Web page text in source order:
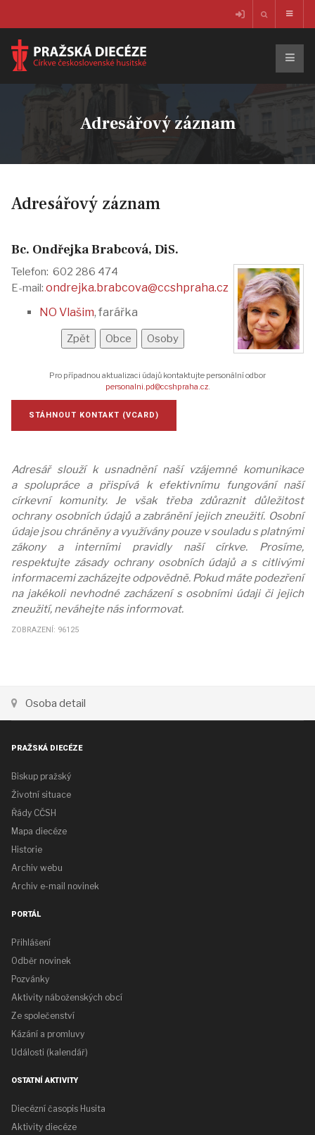
Adresářový záznam
Adresářový záznam
Bc. Ondřejka Brabcová, DiS.
Telefon: 602 286 474
E-mail: ondrejka.brabcova@ccshpraha.cz
NO Vlašim, farářka
Pro případnou aktualizaci údajů kontaktujte personální odbor
personalni.pd@ccshpraha.cz.
STÁHNOUT KONTAKT (VCARD)
Adresář slouží k usnadnění naší vzájemné komunikace
a spolupráce a přispívá k efektivnímu fungování naší
církevní komunity. Je však třeba zdůraznit důležitost
ochrany osobních údajů a zabránění jejich zneužití. Osobní
údaje jsou chráněny a využívány pouze v souladu s platnými
zákony a interními pravidly naší církve. Prosíme,
respektujte zásady ochrany osobních údajů a s citlivými
informacemi zacházejte odpovědně. Pokud máte podezření
na jakékoli nevhodné zacházení s osobními údaji či jejich
zneužití, neváhejte nás informovat.
ZOBRAZENÍ: 96125
Osoba detail
PRAŽSKÁ DIECÉZE
Biskup pražský
Životní situace
Řády CČSH
Mapa diecéze
Historie
Archiv webu
Archiv e-mail novinek
PORTÁL
Přihlášení
Odběr novinek
Pozvánky
Aktivity náboženských obcí
Ze společenství
Kázání a promluvy
Události (kalendář)
OSTATNÍ AKTIVITY
Diecézní časopis Husita
Aktivity diecéze